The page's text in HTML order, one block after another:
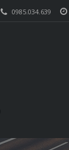
0985.034.639